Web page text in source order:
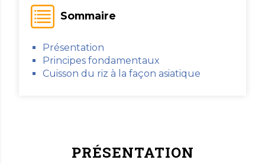
Sommaire
Présentation
Principes fondamentaux
Cuisson du riz à la façon asiatique
PRÉSENTATION